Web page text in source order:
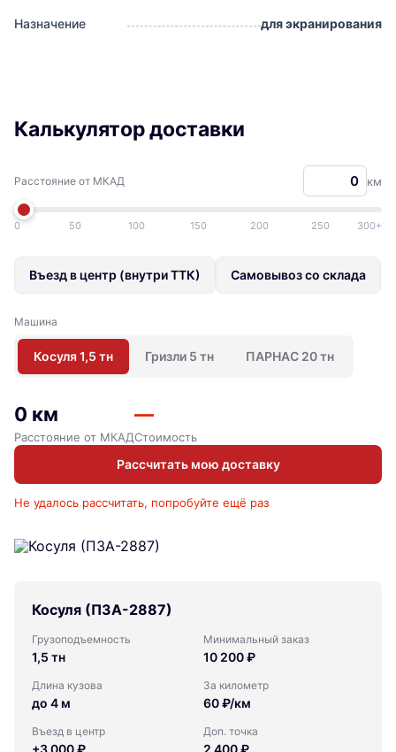
Назначение для экранирования
Калькулятор доставки
Расстояние от МКАД км
0 50 100 150 200 250 300+
Въезд в центр (внутри ТТК) Самовывоз со склада
Машина
Косуля 1,5 тн Гризли 5 тн ПАРНАС 20 тн
0 км
Расстояние от МКАД
—
Стоимость
Рассчитать мою доставку
Не удалось рассчитать, попробуйте ещё раз
Косуля (ПЗА-2887)
Грузоподъемность
1,5 тн
Минимальный заказ
10 200 ₽
Длина кузова
до 4 м
За километр
60 ₽/км
Въезд в центр Доп. точка